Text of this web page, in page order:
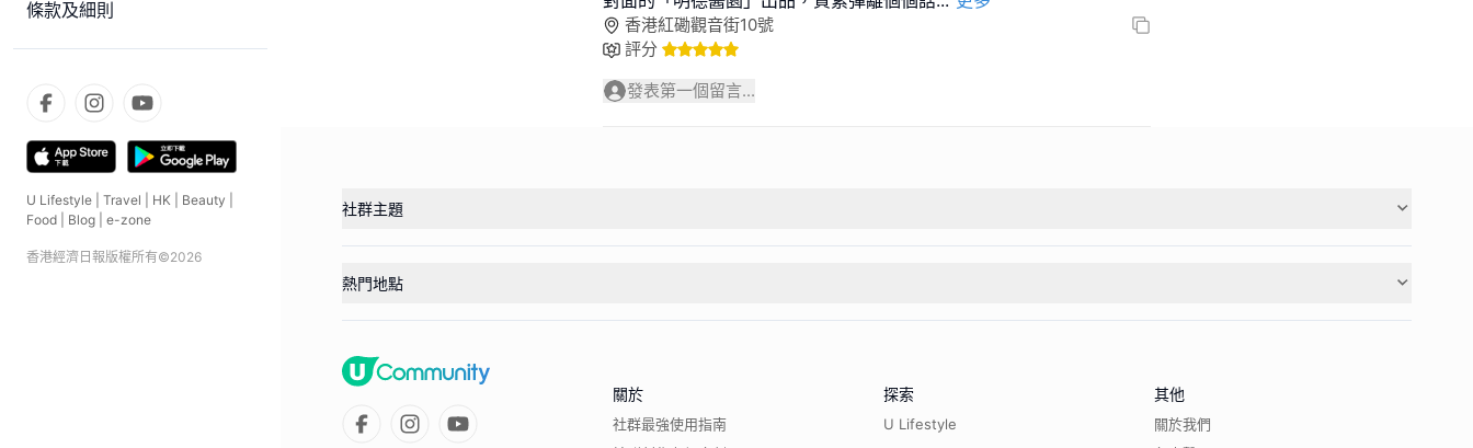
條款及細則
U Lifestyle Travel HK Beauty
Food
Blog e-zone
香港經濟日報版權所有©2026
香港紅磡觀音街10號
評分
發表第一個留言...
社群主題
熱門地點
關於
社群最強使用指南
探索
U Lifestyle
其他
關於我們